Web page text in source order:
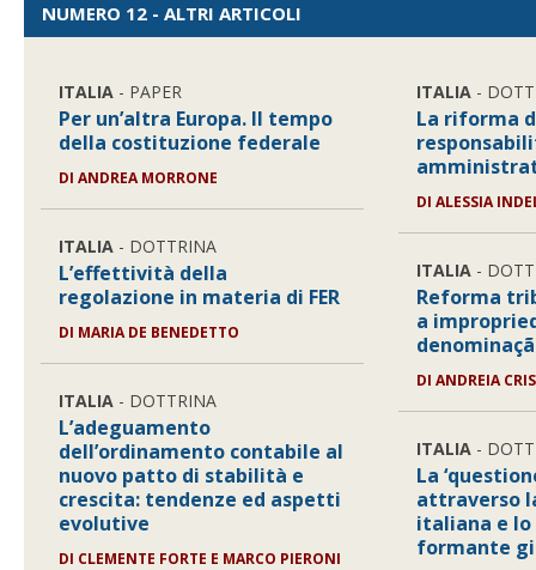
NUMERO 12 - ALTRI ARTICOLI
ITALIA - PAPER
Per un’altra Europa. Il tempo
della costituzione federale
DIANDREA MORRONE
ITALIA - DOTTRINA
L’effettività della
regolazione in materia di FER
DI MARIA DE BENEDETTO
ITALIA - DOTTRINA
L’adeguamento
dell’ordinamento contabile al
nuovo patto di stabilità e
crescita: tendenze ed aspetti
evolutive
DI CLEMENTE FORTE E MARCO PIERONI
ITALIA -
La riforma
DIALESSIA
ITALIA -
Reforma
a
DIANDREIA
ITALIA -
La
attraverso
italiana e lo
formante